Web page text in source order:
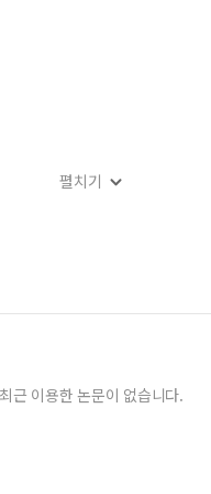
펼치기
최근 이용한 논문이 없습니다.